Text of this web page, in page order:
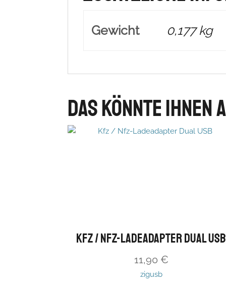
Gewicht 0,177 kg
Das könnte
Kfz / Nfz-Ladeadapter Dual USB
11,90 €
zigusb